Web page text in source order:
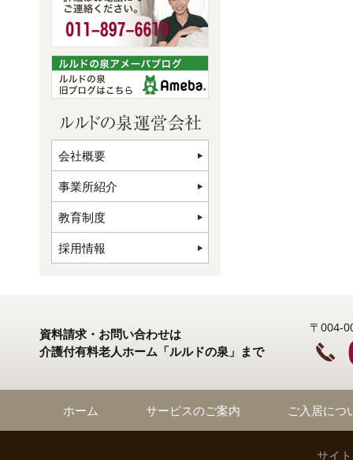
会社概要
事業所紹介
教育制度
採用情報
資料請求・お問い合わせは
介護付有料老人ホーム「ルルドの泉」まで
〒004-
ホーム サービスのご案内 ご入居につ
サイ